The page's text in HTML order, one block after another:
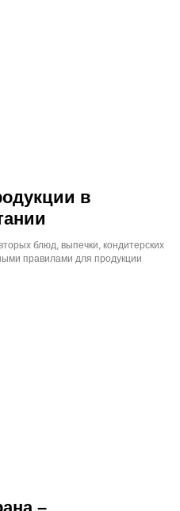
в
блюд, выпечки, кондитерских
правилами для продукции